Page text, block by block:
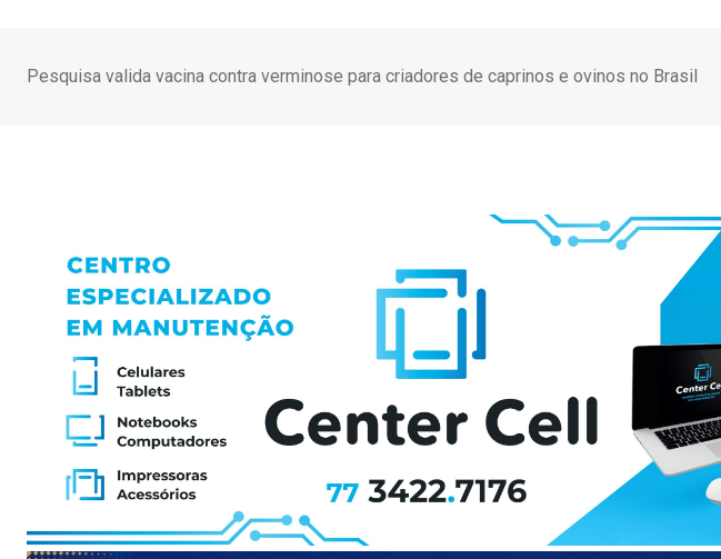
Pesquisa valida vacina contra verminose para criadores de caprinos e ovinos no Brasil